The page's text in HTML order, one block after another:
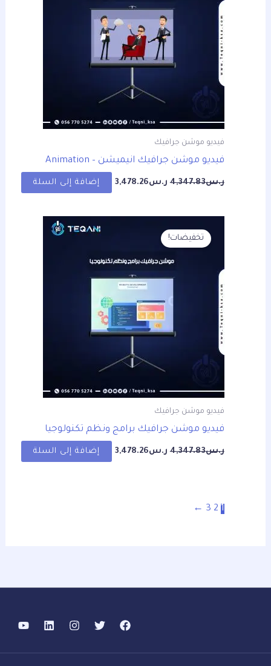
فيديو موشن جرافيك
فيديو موشن جرافيك انيميشن – Animation
ر.س4,347.83 ر.س3,478.26 إضافة إلى السلة
تخفيضات!
فيديو موشن جرافيك
فيديو موشن جرافيك برامج ونظم تكنولوجيا
ر.س4,347.83
الأصلي
هو:
ر.س4,347.83.
ر.س3,478.26
الحالي
ر.س3,478.26.
إضافة إلى السلة
1
2
3
←